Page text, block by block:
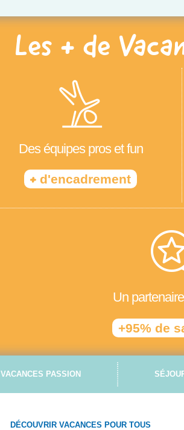
Les + de
Des équipes pros et fun
+ d'encadrement
Un
+95% de
VACANCES PASSION
DÉCOUVRIR VACANCES POUR TOUS